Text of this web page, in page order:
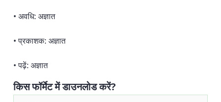
• अवधि: अज्ञात
• प्रकाशक: अज्ञात
• पढ़ें: अज्ञात
किस फॉर्मेट में डाउनलोड करें?